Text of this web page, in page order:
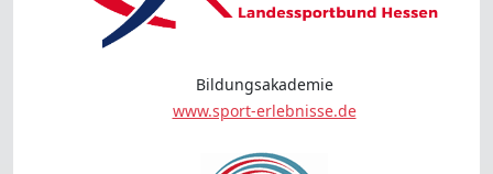
Bildungsakademie
www.sport-erlebnisse.de